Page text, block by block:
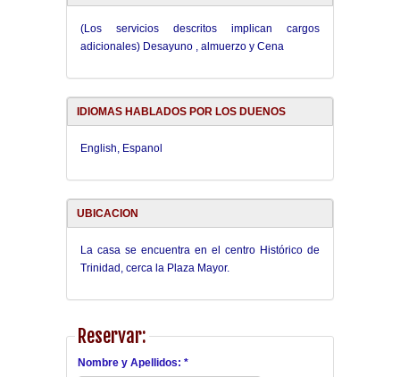
(Los servicios descritos implican cargos
adicionales) Desayuno , almuerzo y Cena
IDIOMAS HABLADOS POR LOS DUENOS
English, Espanol
UBICACION
La casa se encuentra en el centro Histórico de
Trinidad, cerca la Plaza Mayor.
Reservar:
Nombre y Apellidos: *